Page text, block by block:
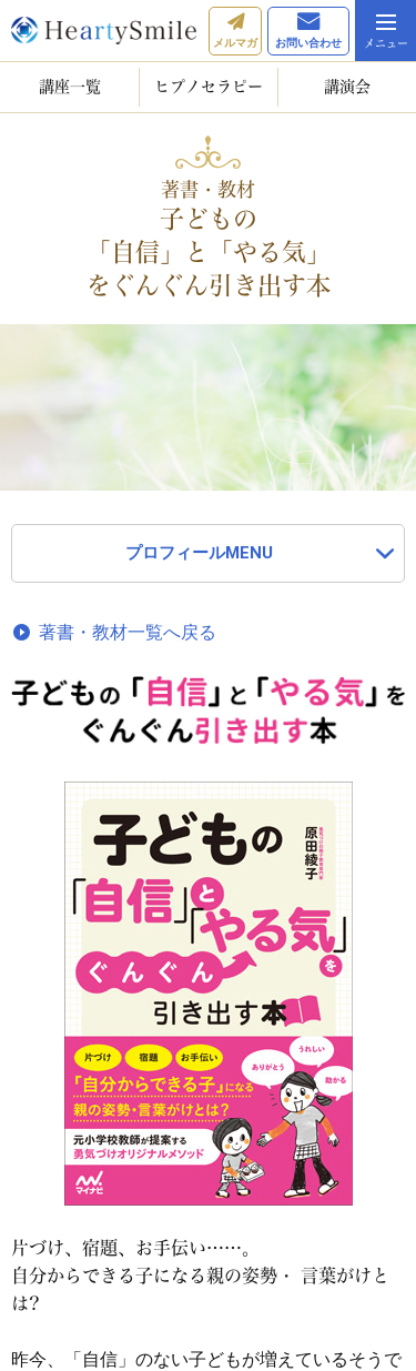
メルマガ お問い合わせ
講座一覧 ヒプノセラピー 講演会
著書・教材
子どもの
「自信」と「やる気」
をぐんぐん引き出す本
プロフィールMENU
著書・教材一覧へ戻る
片づけ、宿題、お手伝い……。
自分からできる子になる親の姿勢・ 言葉がけと
は?
昨今、「自信」のない子どもが増えているそうで